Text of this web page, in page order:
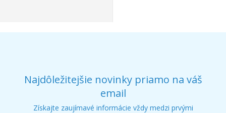
Najdôležitejšie novinky priamo na váš
email
Získajte zaujímavé informácie vždy medzi prvými